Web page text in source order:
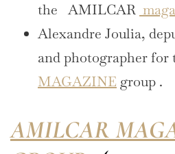
the AMILCAR
Alexandre Joulia,
and photographer for
MAGAZINE group .
AMILCAR